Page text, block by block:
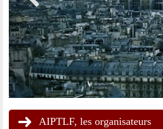
AIPTLF, les organisateurs